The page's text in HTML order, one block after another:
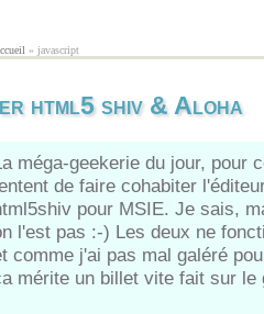
» javascript
html5 shiv & Aloha
méga-geekerie du jour, pour
de faire cohabiter
pour MSIE. Je sais,
l'est pas :-) Les deux ne
comme j'ai pas mal galéré
mérite un billet vite fait sur le